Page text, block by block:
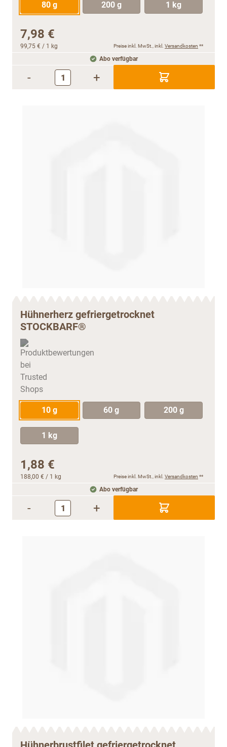
80 g 200 g 1 kg
7,98 €
99,75 € / 1 kg Preise inkl. MwSt., inkl. Versandkosten **
Abo verfügbar
- +
Hühnerherz gefriergetrocknet
STOCKBARF®
10 g 60 g 200 g
1 kg
1,88 €
188,00 € / 1 kg Preise inkl. MwSt., inkl. Versandkosten **
Abo verfügbar
- +